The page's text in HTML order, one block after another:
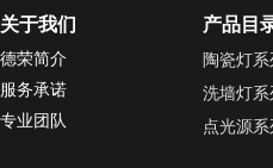
关于我们
德荣简介
服务承诺
专业团队
产品目
陶瓷灯系
洗墙灯系
点光源系